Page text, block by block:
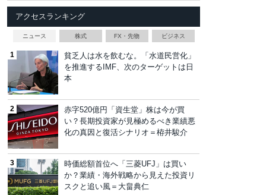
アクセスランキング
ニュース 株式 FX・先物 ビジネス
貧乏人は水を飲むな。「水道民営化」
を推進するIMF、次のターゲットは日
本
赤字520億円「資生堂」株は今が買
い？長期投資家が見極めるべき業績悪
化の真因と復活シナリオ＝栫井駿介
時価総額首位へ「三菱UFJ」は買い
か？業績・海外戦略から見えた投資リ
スクと追い風＝大畠典仁